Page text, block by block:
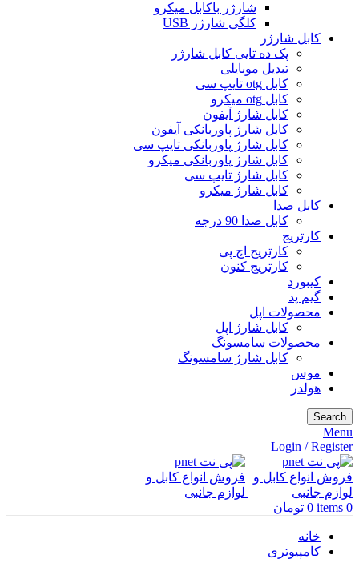
شارژر باکابل میکرو
کلگی شارژر USB
کابل شارژر
پک ده تایی کابل شارژر
تبدیل موبایلی
کابل otg تایپ سی
کابل otg میکرو
کابل شارژ آیفون
کابل شارژ پاوربانکی آیفون
کابل شارژ پاوربانکی تایپ سی
کابل شارژ پاوربانکی میکرو
کابل شارژ تایپ سی
کابل شارژ میکرو
کابل صدا
کابل صدا 90 درجه
کارتریج
کارتریج اچ پی
کارتریج کنون
کیبورد
گیم پد
محصولات اپل
کابل شارژ اپل
محصولات سامسونگ
کابل شارژ سامسونگ
موس
هولدر
Search
Menu
Login / Register
0
items
0 تومان
خانه
کامپیوتری